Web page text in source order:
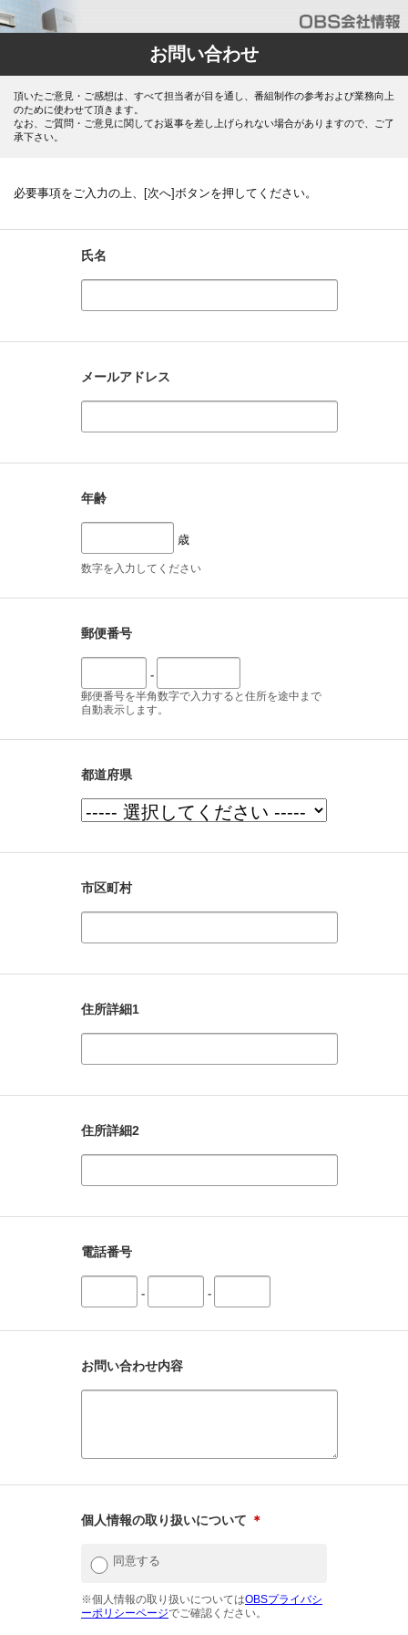
お問い合わせ
頂いたご意見・ご感想は、すべて担当者が目を通し、番組制作の参考および業務向上
のために使わせて頂きます。
なお、ご質問・ご意見に関してお返事を差し上げられない場合がありますので、ご了
承下さい。
必要事項をご入力の上、[次へ]ボタンを押してください。
氏名
メールアドレス
年齢
歳
数字を入力してください
郵便番号
-
郵便番号を半角数字で入力すると住所を途中まで
自動表示します。
都道府県
市区町村
住所詳細1
住所詳細2
電話番号
- -
お問い合わせ内容
個人情報の取り扱いについて ＊
同意する
※個人情報の取り扱いについてはOBSプライバシ
ーポリシーページでご確認ください。